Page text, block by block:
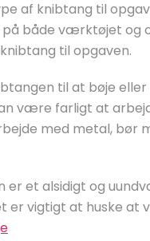
af knibtang til
på både værktøjet
til opgaven.
til at bøje
være farligt at
med metal, bør
er et alsidigt og
er vigtigt at huske at